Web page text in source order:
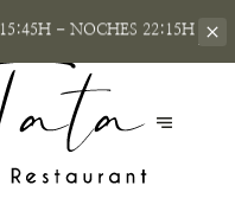
15:45H - NOCHES 22:15H